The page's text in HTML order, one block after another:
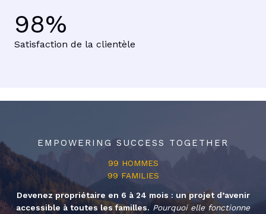
98%
Satisfaction de la clientèle
EMPOWERING SUCCESS TOGETHER
99 HOMMES
99 FAMILIES
Devenez propriétaire en 6 à 24 mois : un projet d’avenir
accessible à toutes les familles. Pourquoi elle fonctionne